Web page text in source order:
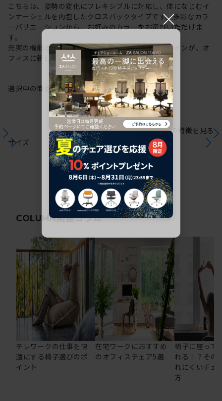
こちらは、姿勢の変化にフレキシブルに対応し、体になじむイ
ンナーシェルを内包したクロスバックタイプです。多彩なカラ
ーバリエーションから、お好みのカラーをお選びいただけま
す。
充実の機能と一体となった透明感のある美しいデザインが、オ
フィスに新しい風を運びます。
選択中の商品情報保証注意事項
サイズ
シリーズの特徴を見る
COLUMN関連コラム
テレワークの仕事を快
適にする椅子選びのポ
イント
在宅ワークにおすすめ
のオフィスチェア5選
椅子に座って
れる！？その
れにくいチェ
方
×